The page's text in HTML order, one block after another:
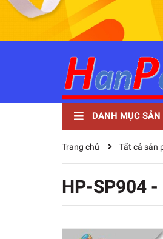
DANH MỤC
Trang chủ Tất cả sản
HP-SP904